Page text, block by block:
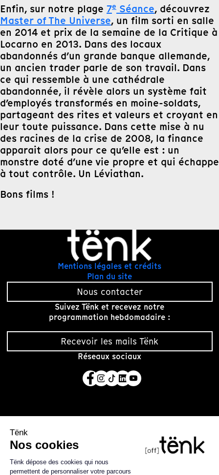
Enfin, sur notre plage 7e Séance, découvrez
Master of The Universe, un film sorti en salle
en 2014 et prix de la semaine de la Critique à
Locarno en 2013. Dans des locaux
abandonnés d’un grande banque allemande,
un ancien trader parle de son travail. Dans
ce qui ressemble à une cathédrale
abandonnée, il révèle alors un système fait
d’employés transformés en moine-soldats,
partageant des rites et valeurs et croyant en
leur toute puissance. Dans cette mise à nu
des racines de la crise de 2008, la finance
apparait alors pour ce qu’elle est : un
monstre doté d’une vie propre et qui échappe
à tout contrôle. Un Léviathan.
Bons films !
Mentions légales et crédits
Plan du site
Nous contacter
Suivez Tënk et recevez notre
programmation hebdomadaire :
Recevoir les mails Tënk
Réseaux sociaux